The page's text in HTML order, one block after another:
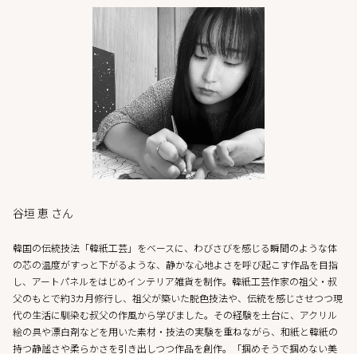
谷垣 恵 さん
韓国の伝統技法「韓紙工芸」をベースに、わびさびを感じる瞬間のような――体
の芯の温度がすっと下がるような、静かな心地よさを呼び起こす作品を目指
し、アートパネルをはじめインテリア雑貨を制作。韓紙工芸作家の祖父・叔
父のもとで約3カ月修行し、祖父が築いた脱色技法や、伝統を感じさせつつ現
代の生活に馴染む叔父の作風から学びました。その経験を土台に、アクリル
絵の具や漂白剤などを用いた素材・技法の実験を重ねながら、和紙と韓紙の
持つ静謐さや柔らかさを引き出しつつ作品を創作。「掴めそうで掴めない美